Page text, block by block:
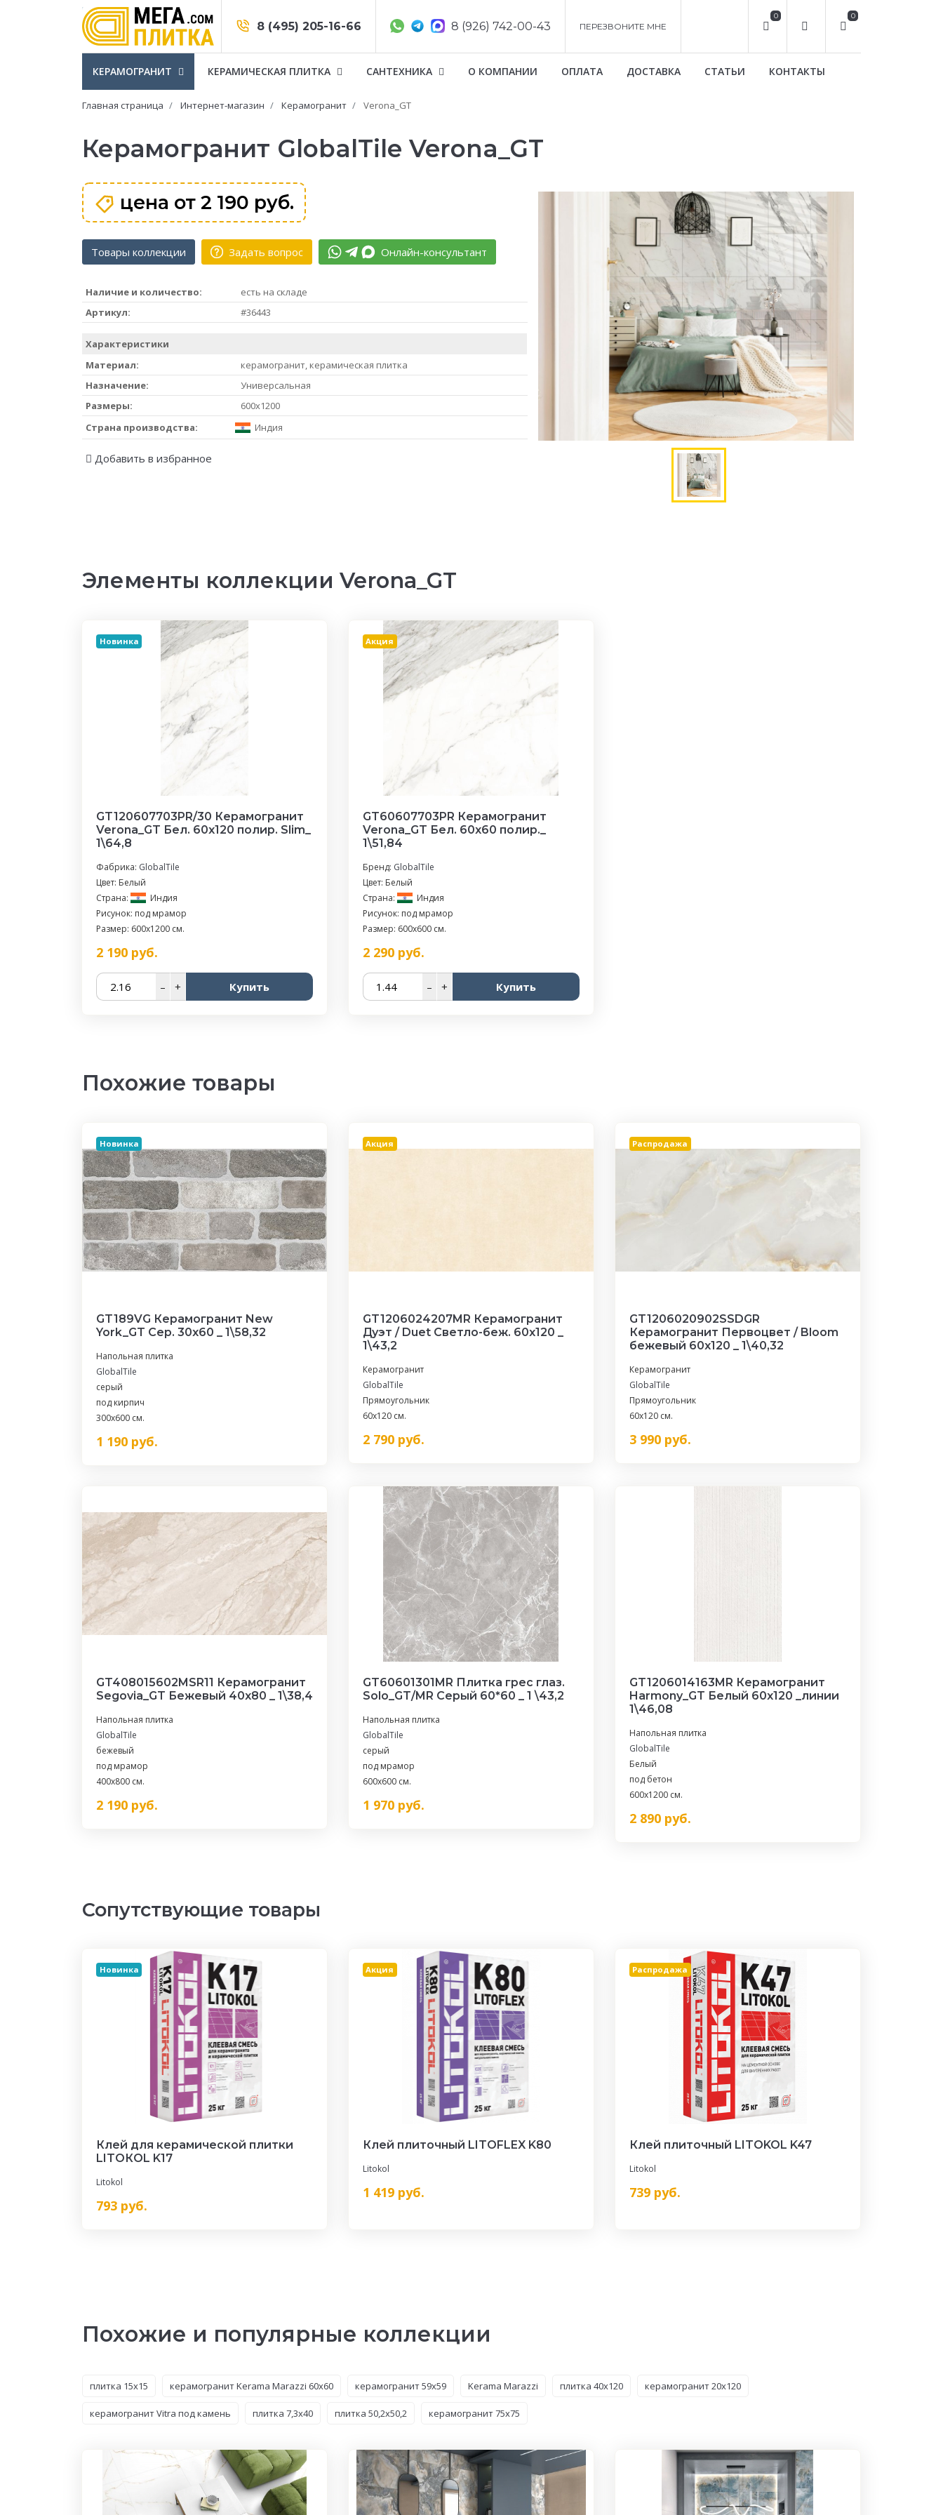
8 (495) 205-16-66 8 (926) 742-00-43 ПЕРЕЗВОНИТЕ МНЕ
0 0
КЕРАМОГРАНИТ КЕРАМИЧЕСКАЯ ПЛИТКА САНТЕХНИКА О КОМПАНИИ ОПЛАТА ДОСТАВКА СТАТЬИ КОНТАКТЫ
Главная страница Интернет-магазин Керамогранит Verona_GT
Керамогранит GlobalTile Verona_GT
цена от 2 190 руб.
Товары коллекции Задать вопрос Онлайн-консультант
Наличие и количество:
есть на складе
Артикул:
#36443
Характеристики
Материал:
керамогранит, керамическая плитка
Назначение:
Универсальная
Размеры:
600x1200
Страна производства:
Индия
Добавить в избранное
Элементы коллекции Verona_GT
Новинка
GT120607703PR/30 Керамогранит
Verona_GT Бел. 60x120 полир. Slim_
1\64,8
Фабрика: GlobalTile
Цвет: Белый
Страна:
Индия
Рисунок: под мрамор
Размер: 600x1200 см.
2 190 руб.
– + Купить
Акция
GT60607703PR Керамогранит
Verona_GT Бел. 60x60 полир._
1\51,84
Бренд: GlobalTile
Цвет: Белый
Страна:
Индия
Рисунок: под мрамор
Размер: 600x600 см.
2 290руб.
– + Купить
Похожие товары
Новинка
GT189VG Керамогранит New
York_GT Сер. 30x60 _ 1\58,32
Напольная плитка
GlobalTile
серый
под кирпич
300x600 см.
1 190 руб.
Акция
GT1206024207MR Керамогранит
Дуэт / Duet Светло-беж. 60x120 _
1\43,2
Керамогранит
GlobalTile
Прямоугольник
60x120 см.
2 790руб.
Распродажа
GT1206020902SSDGR
Керамогранит Первоцвет / Bloom
бежевый 60x120 _ 1\40,32
Керамогранит
GlobalTile
Прямоугольник
60x120 см.
3 990руб.
GT408015602MSR11 Керамогранит
Segovia_GT Бежевый 40x80 _ 1\38,4
Напольная плитка
GlobalTile
бежевый
под мрамор
400x800 см.
2 190 руб.
GT60601301MR Плитка грес глаз.
Solo_GT/MR Серый 60*60 _ 1 \43,2
Напольная плитка
GlobalTile
серый
под мрамор
600x600 см.
1 970руб.
GT1206014163MR Керамогранит
Harmony_GT Белый 60x120 _линии
1\46,08
Напольная плитка
GlobalTile
Белый
под бетон
600x1200 см.
2 890руб.
Сопутствующие товары
Новинка
Клей для керамической плитки
LITOКOL K17
Litokol
793 руб.
Акция
Клей плиточный LITOFLEX K80
Litokol
1 419руб.
Распродажа
Клей плиточный LITOKOL K47
Litokol
739руб.
Похожие и популярные коллекции
плитка 15x15 керамогранит Kerama Marazzi 60x60 керамогранит 59x59 Kerama Marazzi плитка 40x120 керамогранит 20x120
керамогранит Vitra под камень плитка 7,3x40 плитка 50,2x50,2 керамогранит 75x75